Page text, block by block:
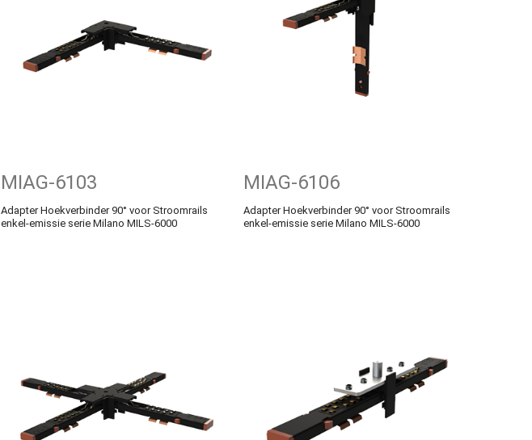
MIAG-6103
Adapter Hoekverbinder 90° voor Stroomrails
enkel-emissie serie Milano MILS-6000
MIAG-6106
Adapter Hoekverbinder 90° voor Stroomrails
enkel-emissie serie Milano MILS-6000